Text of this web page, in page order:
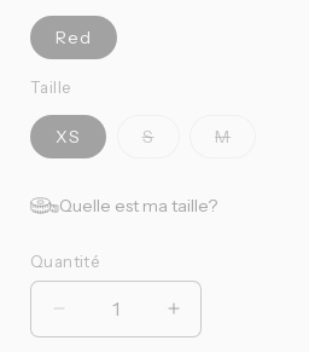
Red
Taille
XS SVariante
MVariante
Quelle est ma taille?
Quantité
Quantité
Réduire
la
Augmenter
la